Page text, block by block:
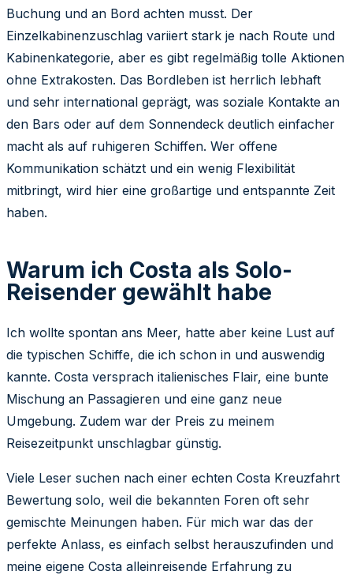
Buchung und an Bord achten musst. Der
Einzelkabinenzuschlag variiert stark je nach Route und
Kabinenkategorie, aber es gibt regelmäßig tolle Aktionen
ohne Extrakosten. Das Bordleben ist herrlich lebhaft
und sehr international geprägt, was soziale Kontakte an
den Bars oder auf dem Sonnendeck deutlich einfacher
macht als auf ruhigeren Schiffen. Wer offene
Kommunikation schätzt und ein wenig Flexibilität
mitbringt, wird hier eine großartige und entspannte Zeit
haben.
Warum ich Costa als Solo-
Reisender gewählt habe
Ich wollte spontan ans Meer, hatte aber keine Lust auf
die typischen Schiffe, die ich schon in und auswendig
kannte. Costa versprach italienisches Flair, eine bunte
Mischung an Passagieren und eine ganz neue
Umgebung. Zudem war der Preis zu meinem
Reisezeitpunkt unschlagbar günstig.
Viele Leser suchen nach einer echten Costa Kreuzfahrt
Bewertung solo, weil die bekannten Foren oft sehr
gemischte Meinungen haben. Für mich war das der
perfekte Anlass, es einfach selbst herauszufinden und
meine eigene Costa alleinreisende Erfahrung zu